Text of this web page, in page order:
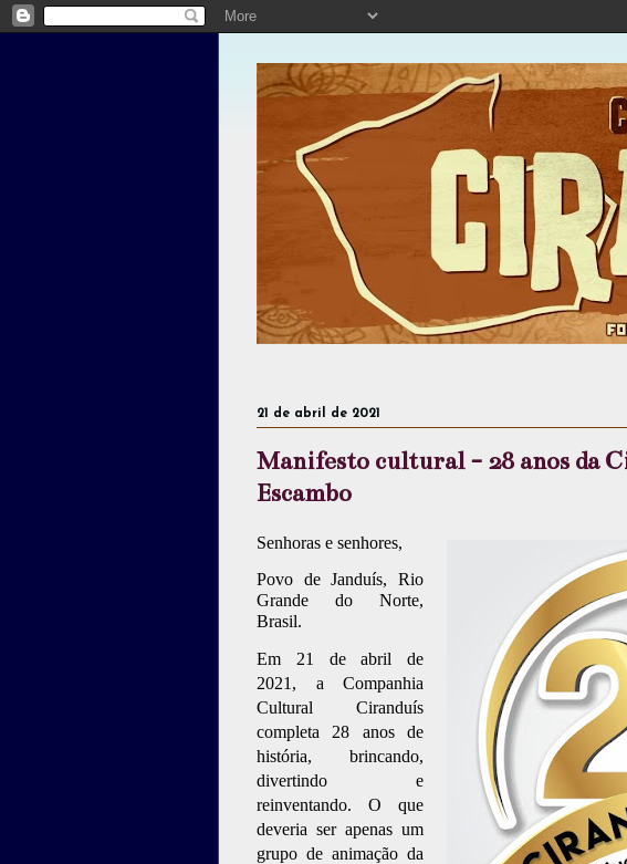
21 de abril de 2021
Manifesto cultural - 28 anos da
Escambo
Senhoras e senhores,
Povo de Janduís, Rio
Grande do Norte,
Brasil.
Em 21 de abril de
2021, a Companhia
Cultural Ciranduís
completa 28 anos de
história, brincando,
divertindo e
reinventando. O que
deveria ser apenas um
grupo de animação da